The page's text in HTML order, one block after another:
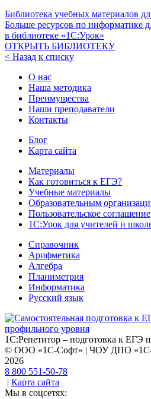
Библиотека учебных материалов
Больше ресурсов по информатике
в библиотеке «1С:Урок»
ОТКРЫТЬ БИБЛИОТЕКУ
< Назад к списку
О нас
Наша методика
Преимущества
Наши преподаватели
Контакты
Блог
Карта сайта
Материалы
Как готовиться к ЕГЭ?
Учебные материалы
Образовательным
Пользовательское соглашение
1С:Урок для учителей и
Справочник
Арифметика
Алгебра
Планиметрия
Информатика
Русский язык
1С:Репетитор – подготовка к ЕГЭ
© ООО «1С-Софт» | ЧОУ ДПО
2026
8 800 551-50-78
| Карта сайта
Мы в соцсетях: